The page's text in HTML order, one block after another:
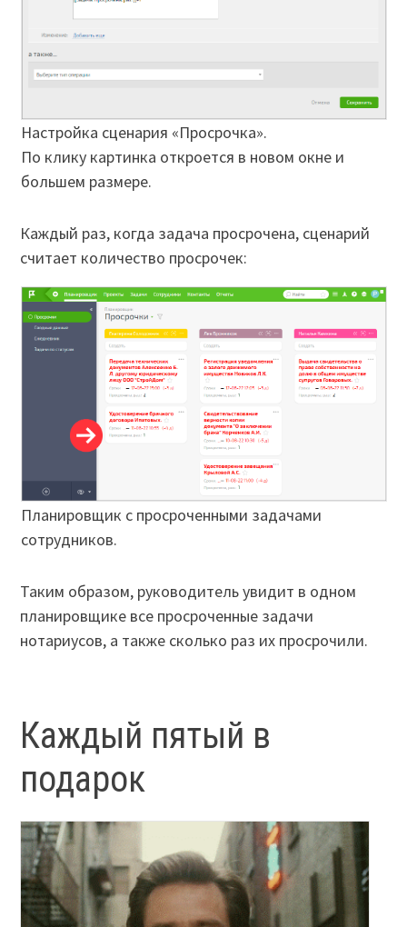
Настройка сценария «Просрочка».
По клику картинка откроется в новом окне и
большем размере.
Каждый раз, когда задача просрочена, сценарий
считает количество просрочек:
Планировщик с просроченными задачами
сотрудников.
Таким образом, руководитель увидит в одном
планировщике все просроченные задачи
нотариусов, а также сколько раз их просрочили.
Каждый пятый в
подарок